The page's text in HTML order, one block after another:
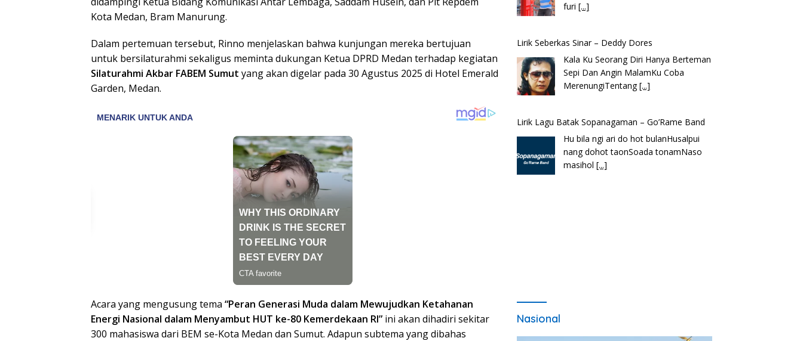
Kota Medan, Bram Manurung.
Dalam pertemuan tersebut, Rinno menjelaskan bahwa kunjungan mereka bertujuan
untuk bersilaturahmi sekaligus meminta dukungan Ketua DPRD Medan terhadap kegiatan
Silaturahmi Akbar FABEM Sumut yang akan digelar pada 30 Agustus 2025 di Hotel Emerald
Garden, Medan.
Acara yang mengusung tema “Peran Generasi Muda dalam Mewujudkan Ketahanan
Energi Nasional dalam Menyambut HUT ke-80 Kemerdekaan RI” ini akan dihadiri sekitar
300 mahasiswa dari BEM se-Kota Medan dan Sumut. Adapun subtema yang dibahas
furi[...]
Lirik Seberkas Sinar – Deddy Dores
Kala Ku Seorang Diri Hanya Berteman
Sepi Dan Angin MalamKu Coba
MerenungiTentang[...]
Lirik Lagu Batak Sopanagaman – Go’Rame Band
Hu bila ngi ari do hot bulanHusalpui
nang dohot taonSoada tonamNaso
masihol[...]
Nasional